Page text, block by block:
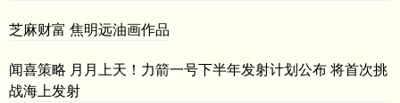
芝麻财富 焦明远油画作品
闻喜策略 月月上天！力箭一号下半年发射计划公布 将首次挑
战海上发射